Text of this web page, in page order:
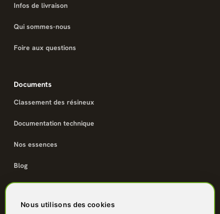
Nous utilisons des cookies
Infos de livraison
Qui sommes-nous
Foire aux questions
Documents
Classement des résineux
Documentation technique
Nos essences
Blog
Catalogue